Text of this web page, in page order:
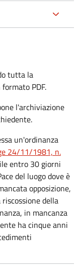
tutta la
PDF.
l'archiviazione
un'ordinanza
24/11/1981, n.
entro 30 giorni
del luogo dove è
opposizione,
della
in mancanza
ha cinque anni